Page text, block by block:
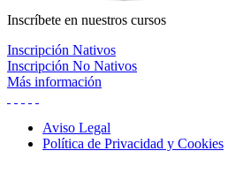
Inscríbete en nuestros cursos
Inscripción Nativos
Inscripción No Nativos
Más información
Aviso Legal
Política de Privacidad y Cookies